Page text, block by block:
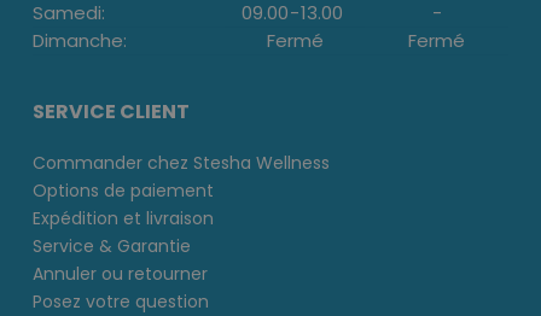
Samedi:
09.00-13.00
-
Dimanche:
Fermé Fermé
SERVICE CLIENT
Commander chez Stesha Wellness
Options de paiement
Expédition et livraison
Service & Garantie
Annuler ou retourner
Posez votre question